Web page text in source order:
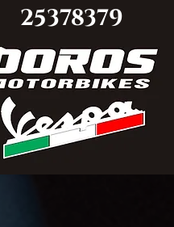
25378379